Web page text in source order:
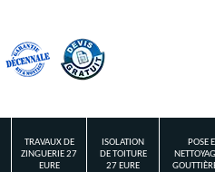
TRAVAUX DE
ZINGUERIE 27
EURE
ISOLATION
DE TOITURE
27 EURE
POSE